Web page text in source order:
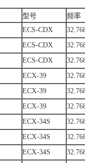
型号
频率
ECS-CDX
ECS-CDX
ECS-CDX
ECX-39
ECX-39
ECX-39
ECX-34S
ECX-34S
ECX-34S